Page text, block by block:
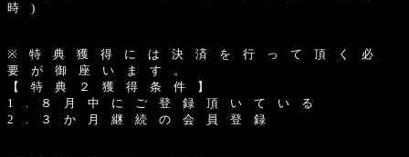
時 )
※ 特 典 獲 得 に は 決 済 を 行 っ て 頂 く 必
要 が 御 座 い ま す 。
【 特 典 ２ 獲 得 条 件 】
1 . ８ 月 中 に ご 登 録 頂 い て い る
2 . ３ か 月 継 続 の 会 員 登 録